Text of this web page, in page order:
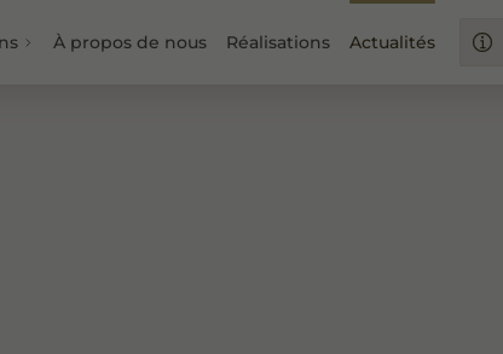
À propos de nous Réalisations Actualités